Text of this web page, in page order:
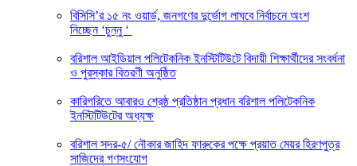
বিসিসি’র ১৫ নং ওয়ার্ড, জনগণের দুর্ভোগ লাঘবে নির্বাচনে অংশ
নিচ্ছেন ‘চুন্নু ‘
বরিশাল আইডিয়াল পলিটেকনিক ইনস্টিটিউটে বিদায়ী শিক্ষার্থীদের সংবর্ধনা
ও পুরস্কার বিতরণী অনুষ্ঠিত
কারিগরিতে আবারও শ্রেষ্ঠ প্রতিষ্ঠান প্রধান বরিশাল পলিটেকনিক
ইনস্টিটিউটের অধ্যক্ষ
বরিশাল সদর-৫/ নৌকার জাহিদ ফারুকের পক্ষে প্র‍য়াত মেয়র হিরণপুত্র
সাজিদের গণসংযোগ